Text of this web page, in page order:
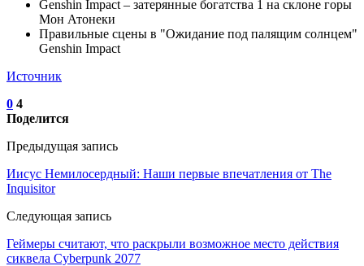
Genshin Impact – затерянные богатства 1 на склоне горы
Мон Атонеки
Правильные сцены в "Ожидание под палящим солнцем"
Genshin Impact
Источник
0 4
Поделится
Предыдущая запись
Иисус Немилосердный: Наши первые впечатления от The
Inquisitor
Следующая запись
Геймеры считают, что раскрыли возможное место действия
сиквела Cyberpunk 2077